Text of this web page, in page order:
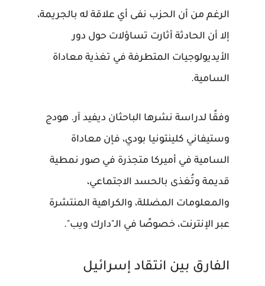
الرغم من أن الحزب نفى أي علاقة له بالجريمة،
إلا أن الحادثة أثارت تساؤلات حول دور
الأيديولوجيات المتطرفة في تغذية معاداة
السامية.
وفقًا لدراسة نشرها الباحثان ديفيد آر. هودج
وستيفاني كلينتونيا بودي، فإن معاداة
السامية في أميركا متجذرة في صور نمطية
قديمة وتُغذى بالحسد الاجتماعي،
والمعلومات المضللة، والكراهية المنتشرة
عبر الإنترنت، خصوصًا في الـ"دارك ويب".
الفارق بين انتقاد إسرائيل